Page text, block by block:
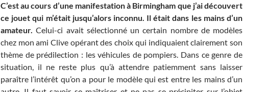
C’est au cours d’une manifestation à Birmingham que j’ai découvert
ce jouet qui m’était jusqu’alors inconnu. Il était dans les mains d’un
amateur. Celui-ci avait sélectionné un certain nombre de modèles
chez mon ami Clive opérant des choix qui indiquaient clairement son
thème de prédilection : les véhicules de pompiers. Dans ce genre de
situation, il ne reste plus qu’à attendre patiemment sans laisser
paraître l’intérêt qu’on a pour le modèle qui est entre les mains d’un